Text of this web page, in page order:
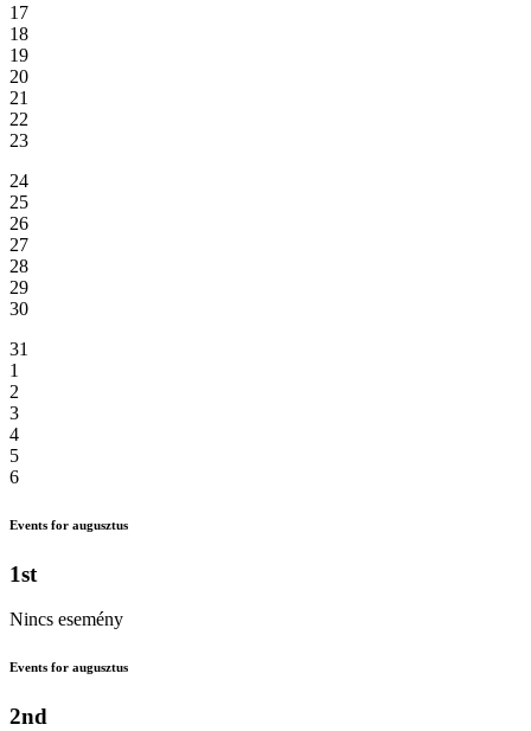
17
18
19
20
21
22
23
24
25
26
27
28
29
30
31
1
2
3
4
5
6
Events for augusztus
1st
Nincs esemény
Events for augusztus
2nd